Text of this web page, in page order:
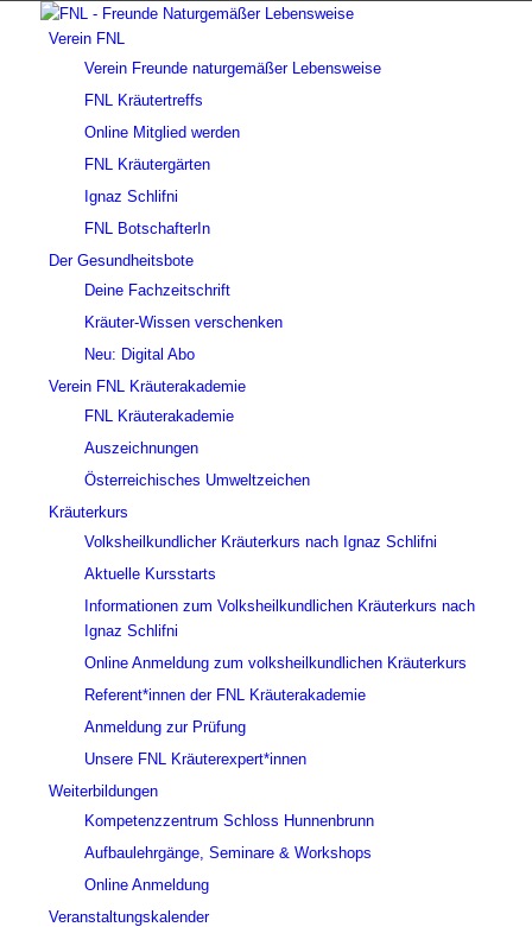
Verein FNL
Verein Freunde naturgemäßer Lebensweise
FNL Kräutertreffs
Online Mitglied werden
FNL Kräutergärten
Ignaz Schlifni
FNL BotschafterIn
Der Gesundheitsbote
Deine Fachzeitschrift
Kräuter-Wissen verschenken
Neu: Digital Abo
Verein FNL Kräuterakademie
FNL Kräuterakademie
Auszeichnungen
Österreichisches Umweltzeichen
Kräuterkurs
Volksheilkundlicher Kräuterkurs nach Ignaz Schlifni
Aktuelle Kursstarts
Informationen zum Volksheilkundlichen Kräuterkurs nach
Ignaz Schlifni
Online Anmeldung zum volksheilkundlichen Kräuterkurs
Referent*innen der FNL Kräuterakademie
Anmeldung zur Prüfung
Unsere FNL Kräuterexpert*innen
Weiterbildungen
Kompetenzzentrum Schloss Hunnenbrunn
Aufbaulehrgänge, Seminare & Workshops
Online Anmeldung
Veranstaltungskalender